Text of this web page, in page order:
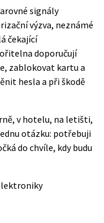
signály
výzva, neznámé
čekající
doporučují
zablokovat kartu a
hesla a při škodě
v hotelu, na letišti,
otázku: potřebuji
do chvíle, kdy budu